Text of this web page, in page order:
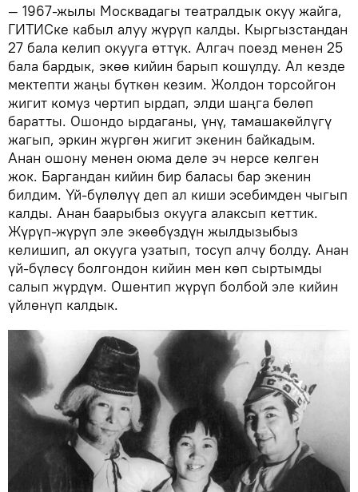
— 1967-жылы Москвадагы театралдык окуу жайга,
ГИТИСке кабыл алуу жүрүп калды. Кыргызстандан
27 бала келип окууга өттүк. Алгач поезд менен 25
бала бардык, экөө кийин барып кошулду. Ал кезде
мектепти жаңы бүткөн кезим. Жолдон торсойгон
жигит комуз чертип ырдап, элди шаңга бөлөп
баратты. Ошондо ырдаганы, үнү, тамашакөйлүгү
жагып, эркин жүргөн жигит экенин байкадым.
Анан ошону менен оюма деле эч нерсе келген
жок. Баргандан кийин бир баласы бар экенин
билдим. Үй-бүлөлүү деп ал киши эсебимден чыгып
калды. Анан баарыбыз окууга алаксып кеттик.
Жүрүп-жүрүп эле экөөбүздүн жылдызыбыз
келишип, ал окууга узатып, тосуп алчу болду. Анан
үй-бүлөсү болгондон кийин мен көп сыртымды
салып жүрдүм. Ошентип жүрүп болбой эле кийин
үйлөнүп калдык.